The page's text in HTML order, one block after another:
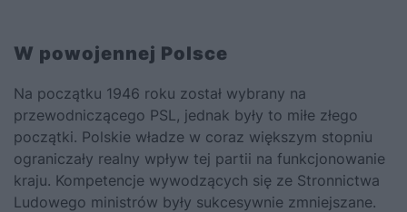
W powojennej Polsce
Na początku 1946 roku został wybrany na
przewodniczącego PSL, jednak były to miłe złego
początki. Polskie władze w coraz większym stopniu
ograniczały realny wpływ tej partii na funkcjonowanie
kraju. Kompetencje wywodzących się ze Stronnictwa
Ludowego ministrów były sukcesywnie zmniejszane.